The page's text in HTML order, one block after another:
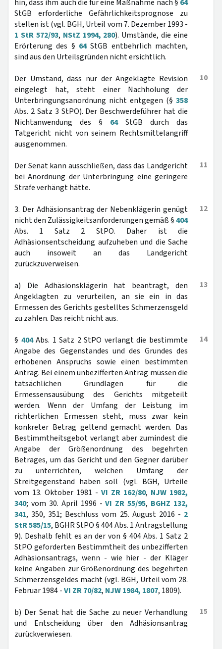
hin, dass ihm auch die für eine Maßnahme nach § 64
StGB erforderliche Gefährlichkeitsprognose zu
stellen ist (vgl. BGH, Urteil vom 7. Dezember 1993 -
1 StR 572/93, NStZ 1994, 280). Umstände, die eine
Erörterung des § 64StGB entbehrlich machten,
sind aus den Urteilsgründen nicht ersichtlich.
10
Der Umstand, dass nur der Angeklagte Revision
eingelegt hat, steht einer Nachholung der
Unterbringungsanordnung nicht entgegen (§ 358
Abs. 2 Satz 3 StPO). Der Beschwerdeführer hat die
Nichtanwendung des § 64StGB durch das
Tatgericht nicht von seinem Rechtsmittelangriff
ausgenommen.
11
Der Senat kann ausschließen, dass das Landgericht
bei Anordnung der Unterbringung eine geringere
Strafe verhängt hätte.
12
3. Der Adhäsionsantrag der Nebenklägerin genügt
nicht den Zulässigkeitsanforderungen gemäß §404
Abs. 1 Satz 2 StPO. Daher ist die
Adhäsionsentscheidung aufzuheben und die Sache
auch insoweit an das Landgericht
zurückzuverweisen.
13
a) Die Adhäsionsklägerin hat beantragt, den
Angeklagten zu verurteilen, an sie ein in das
Ermessen des Gerichts gestelltes Schmerzensgeld
zu zahlen. Das reicht nicht aus.
14
§ 404Abs. 1 Satz 2 StPO verlangt die bestimmte
Angabe des Gegenstandes und des Grundes des
erhobenen Anspruchs sowie einen bestimmten
Antrag. Bei einem unbezifferten Antrag müssen die
tatsächlichen Grundlagen für die
Ermessensausübung des Gerichts mitgeteilt
werden. Wenn der Umfang der Leistung im
richterlichen Ermessen steht, muss zwar kein
konkreter Betrag geltend gemacht werden. Das
Bestimmtheitsgebot verlangt aber zumindest die
Angabe der Größenordnung des begehrten
Betrages, um das Gericht und den Gegner darüber
zu unterrichten, welchen Umfang der
Streitgegenstand haben soll (vgl. BGH, Urteile
vom 13. Oktober 1981 - VI ZR 162/80, NJW 1982,
340; vom 30. April 1996 -VI ZR 55/95, BGHZ 132,
341, 350, 351; Beschluss vom 25. August 2016 - 2
StR 585/15, BGHR StPO § 404 Abs. 1 Antragstellung
9). Deshalb fehlt es an der von § 404 Abs. 1 Satz 2
StPO geforderten Bestimmtheit des unbezifferten
Adhäsionsantrags, wenn - wie hier - der Kläger
keine Angaben zur Größenordnung des begehrten
Schmerzensgeldes macht (vgl. BGH, Urteil vom 28.
Februar 1984 -VI ZR 70/82, NJW 1984, 1807, 1809).
15
b) Der Senat hat die Sache zu neuer Verhandlung
und Entscheidung über den Adhäsionsantrag
zurückverwiesen.